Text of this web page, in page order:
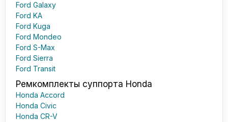
Ford Galaxy
Ford KA
Ford Kuga
Ford Mondeo
Ford S-Max
Ford Sierra
Ford Transit
Ремкомплекты суппорта Honda
Honda Accord
Honda Civic
Honda CR-V